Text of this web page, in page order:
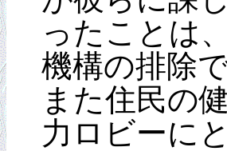
ったことは
機構の排除
また住民の
力ロビーに